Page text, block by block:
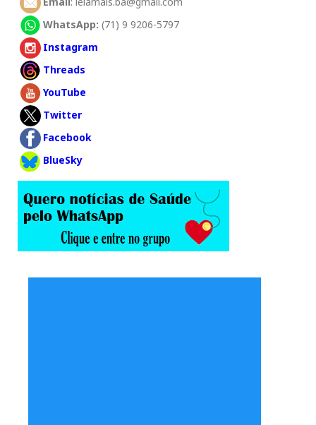
WhatsApp: (71) 9 9206-5797
Instagram
Threads
YouTube
Twitter
Facebook
BlueSky